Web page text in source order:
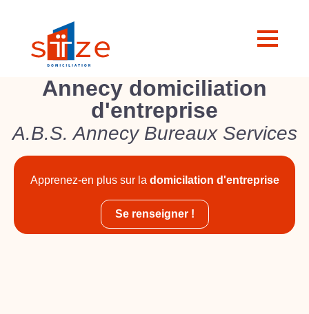
Annecy domiciliation
d'entreprise
A.B.S. Annecy Bureaux Services
Apprenez-en plus sur la domicilation d'entreprise
Se renseigner !